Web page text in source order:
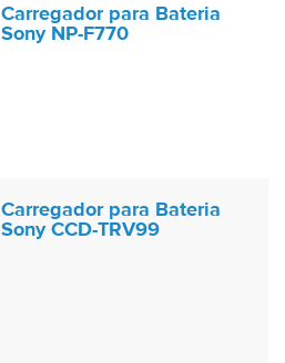
Carregador para Bateria
Sony NP-F770
Carregador para Bateria
Sony CCD-TRV99